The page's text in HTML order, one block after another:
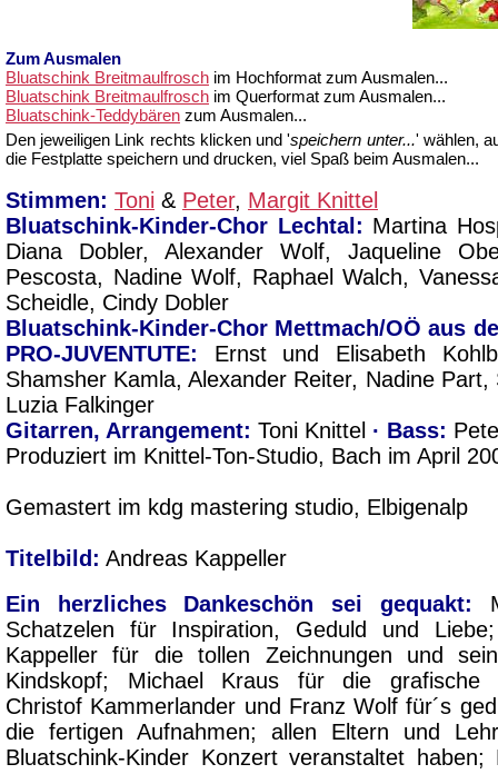
Zum Ausmalen
Bluatschink Breitmaulfrosch im Hochformat zum Ausmalen...
Bluatschink Breitmaulfrosch im Querformat zum Ausmalen...
Bluatschink-Teddybären zum Ausmalen...
Den jeweiligen Link rechts klicken und 'speichern unter...' wählen,
die Festplatte speichern und drucken, viel Spaß beim Ausmalen...
Stimmen: Toni & Peter, Margit Knittel
Bluatschink-Kinder-Chor Lechtal: Martina
Diana Dobler, Alexander Wolf, Jaqueline
Pescosta, Nadine Wolf, Raphael Walch,
Scheidle, Cindy Dobler
Bluatschink-Kinder-Chor Mettmach/OÖ aus
PRO-JUVENTUTE: Ernst und Elisabeth
Shamsher Kamla, Alexander Reiter, Nadine Part,
Luzia Falkinger
Gitarren, Arrangement: Toni Knittel · Bass:
Produziert im Knittel-Ton-Studio, Bach im April
Gemastert im kdg mastering studio, Elbigenalp
Titelbild: Andreas Kappeller
Ein herzliches Dankeschön sei gequakt:
Schatzelen für Inspiration, Geduld und
Kappeller für die tollen Zeichnungen und
Kindskopf; Michael Kraus für die grafische
Christof Kammerlander und Franz Wolf für´s
die fertigen Aufnahmen; allen Eltern und
Bluatschink-Kinder Konzert veranstaltet haben;